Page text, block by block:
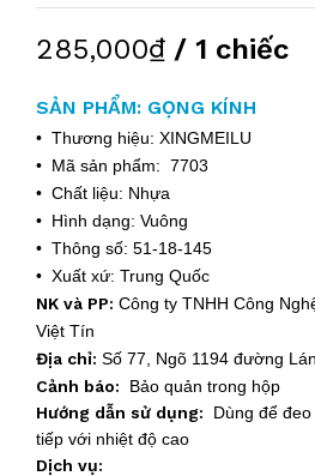
285,000₫ / 1 chiếc
SẢN PHẨM: GỌNG KÍNH
• Thương hiệu: XINGMEILU
• Mã sản phẩm: 7703
• Chất liệu: Nhựa
• Hình dạng: Vuông
• Thông số: 51-18-145
• Xuất xứ: Trung Quốc
NK và PP: Công ty TNHH Công
Việt Tín
Địa chỉ: Số 77, Ngõ 1194 đường
Cảnh báo: Bảo quản trong hộp
Hướng dẫn sử dụng: Dùng để
tiếp với nhiệt độ cao
Dịch vụ: